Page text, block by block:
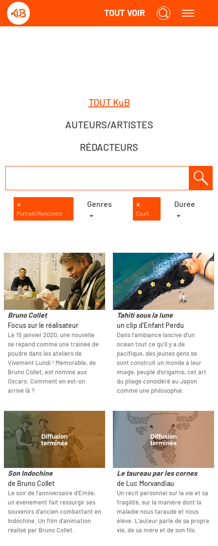
TOUT VOIR
TOUT KuB
AUTEURS/ARTISTES
RÉDACTEURS
✕
Portrait/Rencontre
Genres
✕
Court
Durée
Bruno Collet
Focus sur le réalisateur
Le 15 janvier 2020, une nouvelle
se répand comme une trainée de
poudre dans les ateliers de
Vivement Lundi ! Mémorable, de
Bruno Collet, est nominé aux
Oscars. Comment en est-on
arrivé là ?
Tahiti sous la lune
un clip d'Enfant Perdu
Dans l’ambiance lascive d’un
océan tout ce qu’il y a de
pacifique, des jeunes gens se
sont construit un monde à leur
image, peuplé d’origamis, cet art
du pliage considéré au Japon
comme une philosophie.
Son Indochine
de Bruno Collet
Le soir de l'anniversaire d'Émile,
un événement fait ressurgir ses
souvenirs d'ancien combattant en
Indochine. Un film d’animation
réalisé par Bruno Collet.
Le taureau par les cornes
de Luc Morvandiau
Un récit personnel sur la vie et sa
fragilité, sur la manière dont la
maladie nous taraude et nous
élève. L’auteur parle de sa propre
vie, de sa mère et de son fils.